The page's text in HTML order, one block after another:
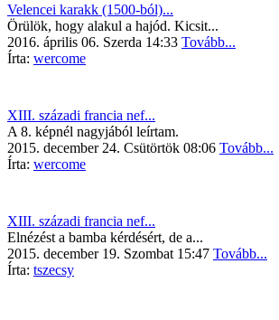
Velencei karakk (1500-ból)...
Örülök, hogy alakul a hajód. Kicsit...
2016. április 06. Szerda 14:33 Tovább...
Írta: wercome
XIII. századi francia nef...
A 8. képnél nagyjából leírtam.
2015. december 24. Csütörtök 08:06 Tovább...
Írta: wercome
XIII. századi francia nef...
Elnézést a bamba kérdésért, de a...
2015. december 19. Szombat 15:47 Tovább...
Írta: tszecsy